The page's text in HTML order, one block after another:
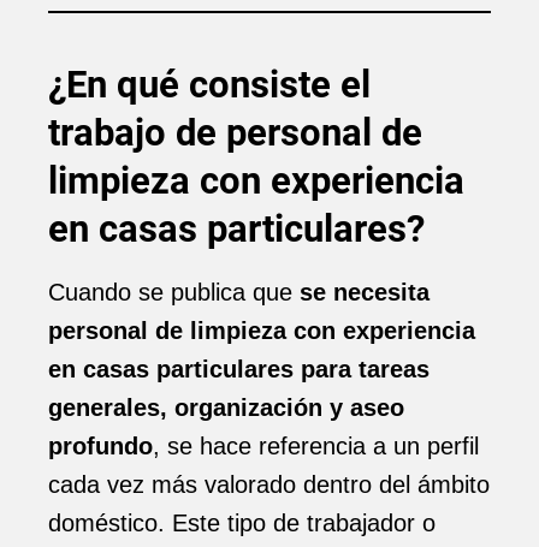
¿En qué consiste el
trabajo de personal de
limpieza con experiencia
en casas particulares?
Cuando se publica que se necesita
personal de limpieza con experiencia
en casas particulares para tareas
generales, organización y aseo
profundo, se hace referencia a un perfil
cada vez más valorado dentro del ámbito
doméstico. Este tipo de trabajador o